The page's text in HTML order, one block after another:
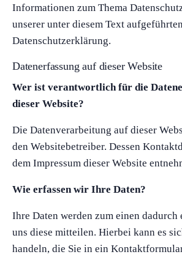
Informationen zum Thema
unserer unter diesem Text aufgeführten
Datenschutzerklärung.
Datenerfassung auf dieser Website
Wer ist verantwortlich für die
dieser Website?
Die Datenverarbeitung auf dieser
den Websitebetreiber. Dessen
dem Impressum dieser Website
Wie erfassen wir Ihre Daten?
Ihre Daten werden zum einen dadurch
uns diese mitteilen. Hierbei kann es
handeln, die Sie in ein